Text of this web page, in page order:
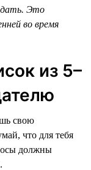
Это
во время
из 5–
свою
что для тебя
должны